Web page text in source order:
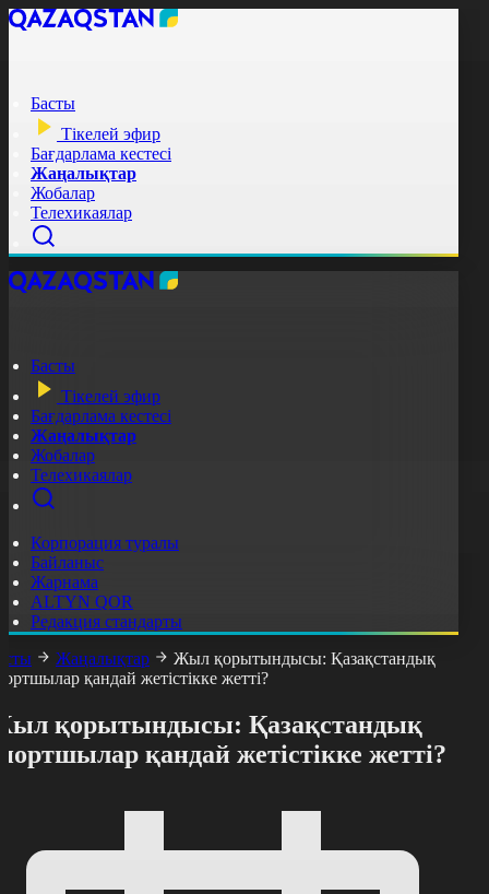
Басты
Тікелей эфир
Бағдарлама кестесі
Жаңалықтар
Жобалар
Телехикаялар
Басты
Тікелей эфир
Бағдарлама кестесі
Жаңалықтар
Жобалар
Телехикаялар
Корпорация туралы
Байланыс
Жарнама
ALTYN QOR
Редакция стандарты
Жаңалықтар
Жыл қорытындысы: Қазақстандық
қандай жетістікке жетті?
қорытындысы: Қазақстандық
қандай жетістікке жетті?